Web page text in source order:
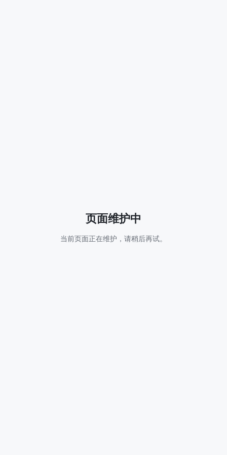
页面维护中
当前页面正在维护，请稍后再试。